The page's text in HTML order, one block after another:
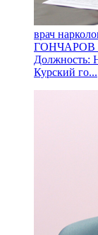
врач
ГОНЧАРОВ
Должность:
Курский го...